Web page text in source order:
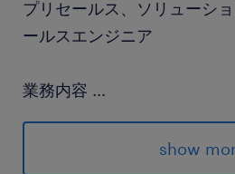
プリセールス、ソリューシ
ールスエンジニア
業務内容 ...
■役割についてAI Solutions
紹介する企業のAIおよび
show